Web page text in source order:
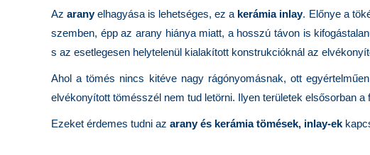
Azaranyelhagyása is lehetséges, ez a kerámia inlay. Előnye a
szemben, épp az arany hiánya miatt, a hosszú távon is
s az esetlegesen helytelenül kialakított konstrukcióknál az
Ahol a tömés nincs kitéve nagy rágónyomásnak, ott
elvékonyított tömésszél nem tud letörni. Ilyen területek elsősorban a
Ezeket érdemes tudni az arany és kerámia tömések, inlay-ek